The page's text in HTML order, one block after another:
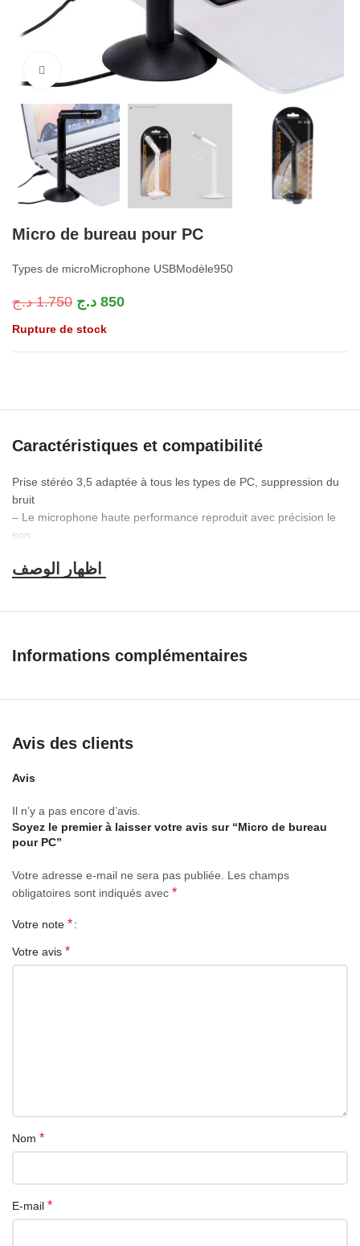
Cliquez pour agrandir
Micro de bureau pour PC
Types de microMicrophone USBModèle950
1.750 د.ج 850 د.ج
Rupture de stock
Caractéristiques et compatibilité
Prise stéréo 3,5 adaptée à tous les types de PC, suppression du
bruit
– Le microphone haute performance reproduit avec précision le
son
supplémentaire n’est nécessaire
Informations complémentaires
Avis des clients
Avis
Il n’y a pas encore d’avis.
Soyez le premier à laisser votre avis sur “Micro de bureau
pour PC”
Votre adresse e-mail ne sera pas publiée.
Les champs
obligatoires sont indiqués avec *
Votre note *
Votre avis *
Nom *
E-mail *